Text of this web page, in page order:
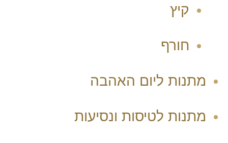
קיץ
חורף
מתנות ליום האהבה
מתנות לטיסות ונסיעות